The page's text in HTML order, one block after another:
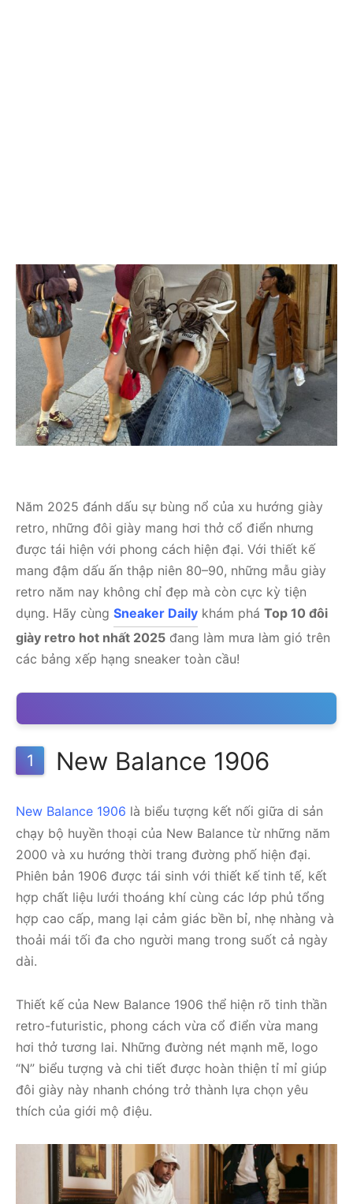
Năm 2025 đánh dấu sự bùng nổ của xu hướng giày
retro, những đôi giày mang hơi thở cổ điển nhưng
được tái hiện với phong cách hiện đại. Với thiết kế
mang đậm dấu ấn thập niên 80–90, những mẫu giày
retro năm nay không chỉ đẹp mà còn cực kỳ tiện
dụng. Hãy cùng Sneaker Daily khám phá Top 10 đôi
giày retro hot nhất 2025 đang làm mưa làm gió trên
các bảng xếp hạng sneaker toàn cầu!
1 New Balance 1906
New Balance 1906 là biểu tượng kết nối giữa di sản
chạy bộ huyền thoại của New Balance từ những năm
2000 và xu hướng thời trang đường phố hiện đại.
Phiên bản 1906 được tái sinh với thiết kế tinh tế, kết
hợp chất liệu lưới thoáng khí cùng các lớp phủ tổng
hợp cao cấp, mang lại cảm giác bền bỉ, nhẹ nhàng và
thoải mái tối đa cho người mang trong suốt cả ngày
dài.
Thiết kế của New Balance 1906 thể hiện rõ tinh thần
retro-futuristic, phong cách vừa cổ điển vừa mang
hơi thở tương lai. Những đường nét mạnh mẽ, logo
“N” biểu tượng và chi tiết được hoàn thiện tỉ mỉ giúp
đôi giày này nhanh chóng trở thành lựa chọn yêu
thích của giới mộ điệu.